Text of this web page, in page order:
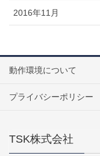
2016年11月
動作環境について
プライバシーポリシー
TSK株式会社